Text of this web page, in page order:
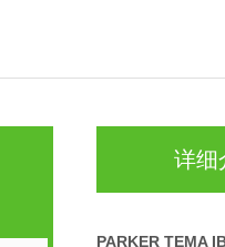
详细
PARKER TEMA